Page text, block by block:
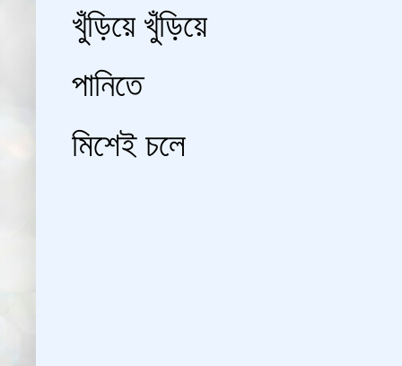
খুঁড়িয়ে খুঁড়িয়ে
পানিতে
মিশেই চলে